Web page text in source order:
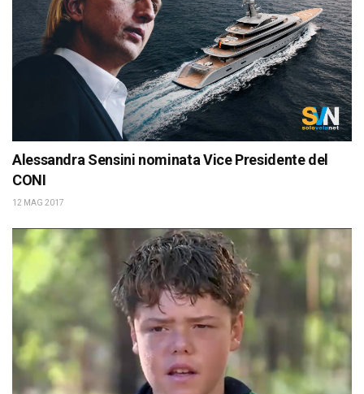
Alessandra Sensini nominata Vice Presidente del
CONI
12 MAG 2017